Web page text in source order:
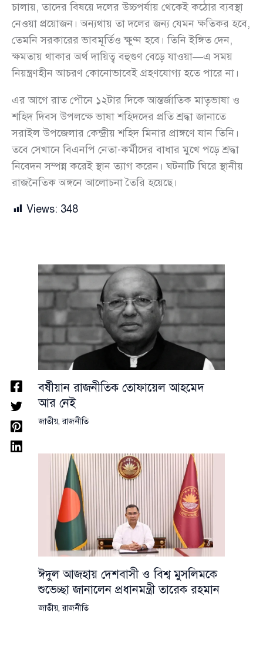
চালায়, তাদের বিষয়ে দলের উচ্চপর্যায় থেকেই কঠোর ব্যবস্থা
নেওয়া প্রয়োজন। অন্যথায় তা দলের জন্য যেমন ক্ষতিকর হবে,
তেমনি সরকারের ভাবমূর্তিও ক্ষুণ্ন হবে। তিনি ইঙ্গিত দেন,
ক্ষমতায় থাকার অর্থ দায়িত্ব বহুগুণ বেড়ে যাওয়া—এ সময়
নিয়ন্ত্রণহীন আচরণ কোনোভাবেই গ্রহণযোগ্য হতে পারে না।
এর আগে রাত পৌনে ১২টার দিকে আন্তর্জাতিক মাতৃভাষা ও
শহিদ দিবস উপলক্ষে ভাষা শহিদদের প্রতি শ্রদ্ধা জানাতে
সরাইল উপজেলার কেন্দ্রীয় শহিদ মিনার প্রাঙ্গণে যান তিনি।
তবে সেখানে বিএনপি নেতা-কর্মীদের বাধার মুখে পড়ে শ্রদ্ধা
নিবেদন সম্পন্ন করেই স্থান ত্যাগ করেন। ঘটনাটি ঘিরে স্থানীয়
রাজনৈতিক অঙ্গনে আলোচনা তৈরি হয়েছে।
Views: 348
বর্ষীয়ান রাজনীতিক তোফায়েল আহমেদ
আর নেই
জাতীয়,রাজনীতি
ঈদুল আজহায় দেশবাসী ও বিশ্ব মুসলিমকে
শুভেচ্ছা জানালেন প্রধানমন্ত্রী তারেক রহমান
জাতীয়,রাজনীতি